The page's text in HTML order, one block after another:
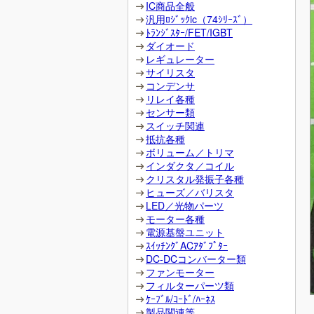
IC商品全般
汎用ﾛｼﾞｯｸic（74ｼﾘｰｽﾞ）
ﾄﾗﾝｼﾞｽﾀｰ/FET/IGBT
ダイオード
レギュレーター
サイリスタ
コンデンサ
リレイ各種
センサー類
スイッチ関連
抵抗各種
ボリューム／トリマ
インダクタ／コイル
クリスタル発振子各種
ヒューズ／バリスタ
LED／光物パーツ
モーター各種
電源基盤ユニット
ｽｲｯﾁﾝｸﾞACｱﾀﾞﾌﾟﾀｰ
DC-DCコンバーター類
ファンモーター
フィルターパーツ類
ｹｰﾌﾞﾙ/ｺｰﾄﾞ/ﾊｰﾈｽ